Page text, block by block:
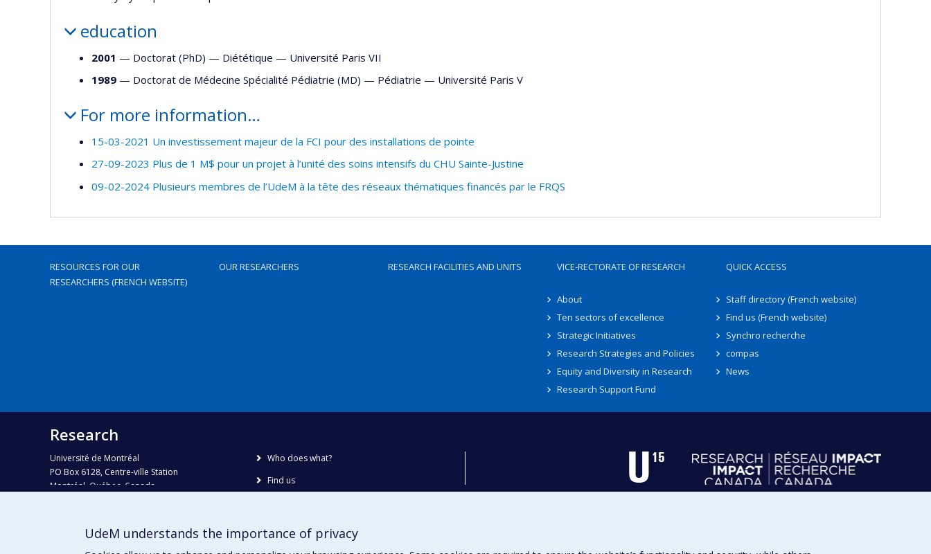
education
2001 — Doctorat (PhD) — Diététique — Université Paris VII
1989 — Doctorat de Médecine Spécialité Pédiatrie (MD) — Pédiatrie — Université Paris V
For more information…
15-03-2021 Un investissement majeur de la FCI pour des installations de pointe
27-09-2023 Plus de 1 M$ pour un projet à l’unité des soins intensifs du CHU Sainte-Justine
09-02-2024 Plusieurs membres de l’UdeM à la tête des réseaux thématiques financés par le FRQS
RESOURCES FOR OUR
RESEARCHERS (FRENCH WEBSITE)
OUR RESEARCHERS RESEARCH FACILITIES AND UNITS VICE-RECTORATE OF RESEARCH
About
Ten sectors of excellence
Strategic Initiatives
Research Strategies and Policies
Equity and Diversity in Research
Research Support Fund
QUICK ACCESS
Staff directory (French website)
Find us (French website)
Synchro recherche
compas
News
Research
Université de Montréal
PO Box 6128, Centre-ville Station
Montréal, Québec, Canada
Phone : 514 343-6111, #38492
recherche@umontreal.ca
Who does what?
Find us
UdeM understands the importance of privacy